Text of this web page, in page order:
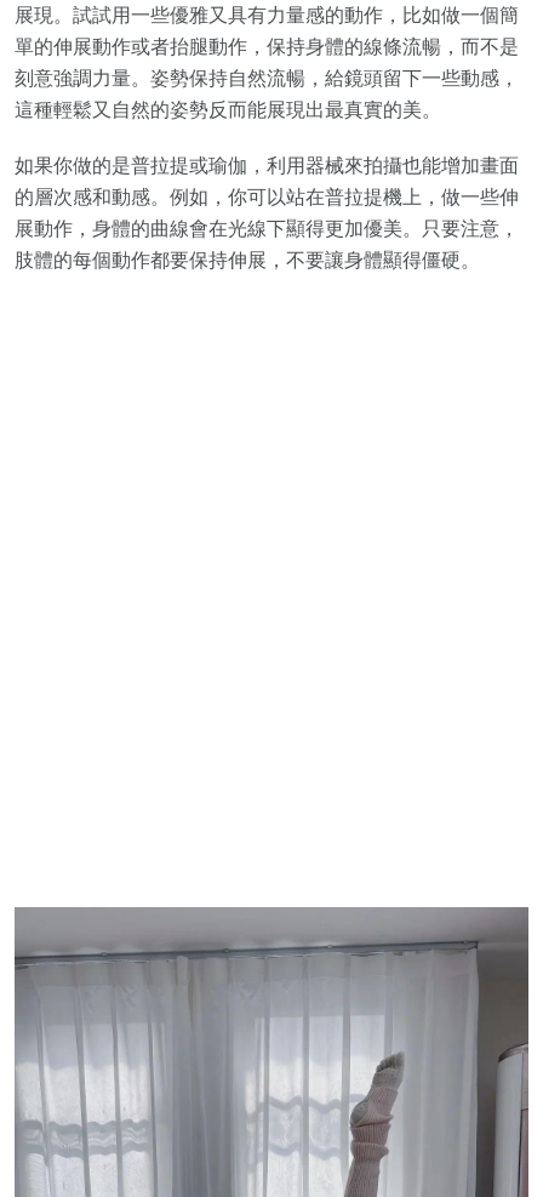
展現。試試用一些優雅又具有力量感的動作，比如做一個簡
單的伸展動作或者抬腿動作，保持身體的線條流暢，而不是
刻意強調力量。姿勢保持自然流暢，給鏡頭留下一些動感，
這種輕鬆又自然的姿勢反而能展現出最真實的美。
如果你做的是普拉提或瑜伽，利用器械來拍攝也能增加畫面
的層次感和動感。例如，你可以站在普拉提機 上，做一些伸
展動作，身體的曲線會在光線下顯得更加優美。只要注意，
肢體的每個動作都要保持伸展，不要讓身體顯得僵硬。